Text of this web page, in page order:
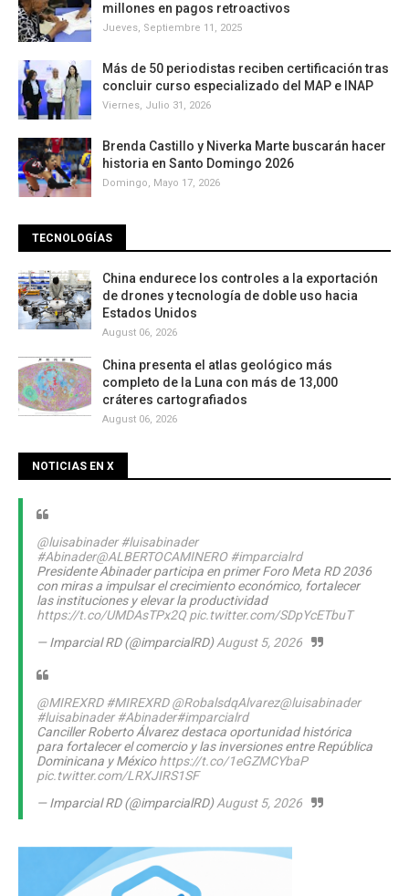
millones en pagos retroactivos
Jueves, Septiembre 11, 2025
Más de 50 periodistas reciben certificación tras
concluir curso especializado del MAP e INAP
Viernes, Julio 31, 2026
Brenda Castillo y Niverka Marte buscarán hacer
historia en Santo Domingo 2026
Domingo, Mayo 17, 2026
TECNOLOGÍAS
China endurece los controles a la exportación
de drones y tecnología de doble uso hacia
Estados Unidos
August 06, 2026
China presenta el atlas geológico más
completo de la Luna con más de 13,000
cráteres cartografiados
August 06, 2026
NOTICIAS EN X
@luisabinader #luisabinader
#Abinader@ALBERTOCAMINERO #imparcialrd
Presidente Abinader participa en primer Foro Meta RD 2036
con miras a impulsar el crecimiento económico, fortalecer
las instituciones y elevar la productividad
https://t.co/UMDAsTPx2Q pic.twitter.com/SDpYcETbuT
— Imparcial RD (@imparcialRD)August 5, 2026
@MIREXRD #MIREXRD @RobalsdqAlvarez@luisabinader
#luisabinader #Abinader#imparcialrd
Canciller Roberto Álvarez destaca oportunidad histórica
para fortalecer el comercio y las inversiones entre República
Dominicana y Méxicohttps://t.co/1eGZMCYbaP
pic.twitter.com/LRXJIRS1SF
— Imparcial RD (@imparcialRD)August 5, 2026